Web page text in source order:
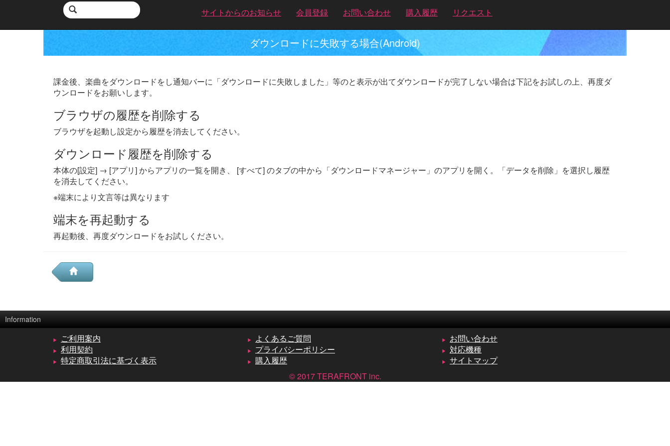
サイトからのお知らせ 会員登録 お問い合わせ 購入履歴 リクエスト
ダウンロードに失敗する場合(Android)
課金後、楽曲をダウンロードをし通知バーに「ダウンロードに失敗しました」等のと表示が出てダウンロードが完了しない場合は下記をお試しの上、再度ダ
ウンロードをお願いします。
ブラウザの履歴を削除する
ブラウザを起動し設定から履歴を消去してください。
ダウンロード履歴を削除する
本体の[設定] → [アプリ] からアプリの一覧を開き、 [すべて] のタブの中から「ダウンロードマネージャー」のアプリを開く。「データを削除」を選択し履歴
を消去してください。
※端末により文言等は異なります
端末を再起動する
再起動後、再度ダウンロードをお試しください。
Information
ご利用案内 よくあるご質問
お問い合わせ
利用契約
プライバシーポリシー
対応機種
特定商取引法に基づく表示
購入履歴
サイトマップ
© 2017 TERAFRONT inc.